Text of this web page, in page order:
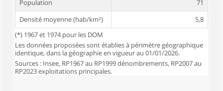
Population
71
Densité moyenne (hab/km²)
5,8
(*) 1967 et 1974 pour les DOM
Les données proposées sont établies à périmètre géographique
identique, dans la géographie en vigueur au 01/01/2026.
Sources : Insee, RP1967 au RP1999 dénombrements, RP2007 au
RP2023 exploitations principales.